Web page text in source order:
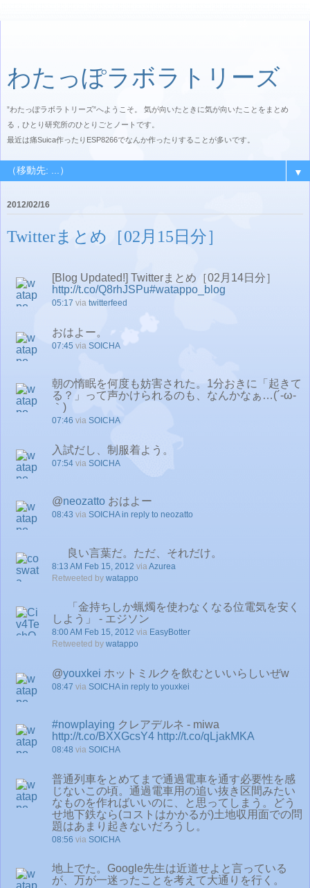
わたっぽラボラトリーズ
”わたっぽラボラトリーズ”へようこそ。 気が向いたときに気が向いたことをまとめ
る，ひとり研究所のひとりごとノートです。
最近は痛Suica作ったりESP8266でなんか作ったりすることが多いです。
▼
2012/02/16
Twitterまとめ［02月15日分］
[Blog Updated!] Twitterまとめ［02月14日分］
http://t.co/Q8rhJSPu#watappo_blog
05:17 via twitterfeed
おはよー。
07:45 via SOICHA
朝の惰眠を何度も妨害された。1分おきに「起きて
る？」って声かけられるのも、なんかなぁ…(´-ω-
｀)
07:46 via SOICHA
入試だし、制服着よう。
07:54 via SOICHA
@neozatto おはよー
08:43 via SOICHA in reply to neozatto
良い言葉だ。ただ、それだけ。
8:13 AM Feb 15, 2012 via Azurea
Retweeted by watappo
「金持ちしか蝋燭を使わなくなる位電気を安く
しよう」 - エジソン
8:00 AM Feb 15, 2012 via EasyBotter
Retweeted by watappo
@youxkei ホットミルクを飲むといいらしいぜw
08:47 via SOICHA in reply to youxkei
#nowplaying クレアデルネ - miwa
http://t.co/BXXGcsY4 http://t.co/qLjakMKA
08:48 via SOICHA
普通列車をとめてまで通過電車を通す必要性を感
じないこの頃。通過電車用の追い抜き区間みたい
なものを作ればいいのに、と思ってしまう。どう
せ地下鉄なら(コストはかかるが)土地収用面での問
題はあまり起きないだろうし。
08:56 via SOICHA
地上でた。Google先生は近道せよと言っている
が、万が一迷ったことを考えて大通りを行く。